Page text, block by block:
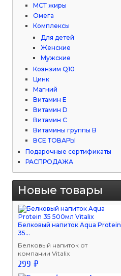
МСТ жиры
Омега
Комплексы
Для детей
Женские
Мужские
Коэнзим Q10
Цинк
Магний
Витамин Е
Витамин D
Витамин С
Витамины группы B
ВСЕ ТОВАРЫ
Подарочные сертификаты
РАСПРОДАЖА
Новые товары
Белковый напиток Aqua Protein
35...
Белковый напиток от
компании Vitalix
299 ₽